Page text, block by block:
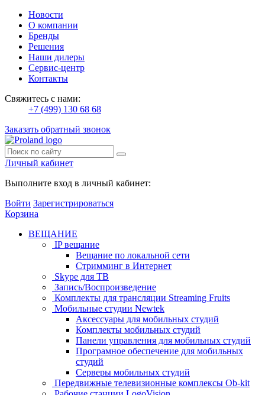
Новости
О компании
Бренды
Решения
Наши дилеры
Сервис-центр
Контакты
Свяжитесь с нами:
+7 (499) 130 68 68
Заказать обратный звонок
Личный кабинет
Выполните вход в личный кабинет:
Войти Зарегистрироваться
Корзина
ВЕЩАНИЕ
IP вещание
Вещание по локальной сети
Стримминг в Интернет
Skype для ТВ
Запись/Воспроизведение
Комплекты для трансляции Streaming Fruits
Мобильные студии Newtek
Аксессуары для мобильных студий
Комплекты мобильных студий
Панели управления для мобильных студий
Програмное обеспечение для мобильных
студий
Серверы мобильных студий
Передвижные телевизионные комплексы Ob-kit